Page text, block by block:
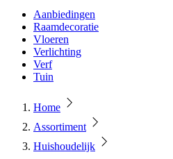
Aanbiedingen
Raamdecoratie
Vloeren
Verlichting
Verf
Tuin
Home
Assortiment
Huishoudelijk